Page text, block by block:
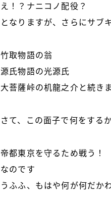
え！？ナニコノ配役？
となりますが、さらにサブ
竹取物語の翁
源氏物語の光源氏
大菩薩峠の机龍之介と続き
さて、この面子で何をする
帝都東京を守るため戦う！
なのです
うふふ、もはや何が何だか